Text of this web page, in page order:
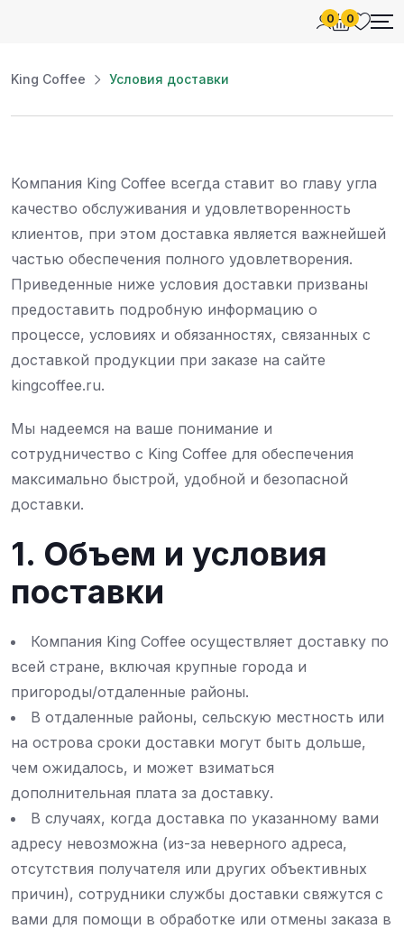
0 0
King Coffee Условия доставки
Компания King Coffee всегда ставит во главу угла
качество обслуживания и удовлетворенность
клиентов, при этом доставка является важнейшей
частью обеспечения полного удовлетворения.
Приведенные ниже условия доставки призваны
предоставить подробную информацию о
процессе, условиях и обязанностях, связанных с
доставкой продукции при заказе на сайте
kingcoffee.ru.
Мы надеемся на ваше понимание и
сотрудничество с King Coffee для обеспечения
максимально быстрой, удобной и безопасной
доставки.
1. Объем и условия
поставки
Компания King Coffee осуществляет доставку по
всей стране, включая крупные города и
пригороды/отдаленные районы.
В отдаленные районы, сельскую местность или
на острова сроки доставки могут быть дольше,
чем ожидалось, и может взиматься
дополнительная плата за доставку.
В случаях, когда доставка по указанному вами
адресу невозможна (из-за неверного адреса,
отсутствия получателя или других объективных
причин), сотрудники службы доставки свяжутся с
вами для помощи в обработке или отмены заказа в